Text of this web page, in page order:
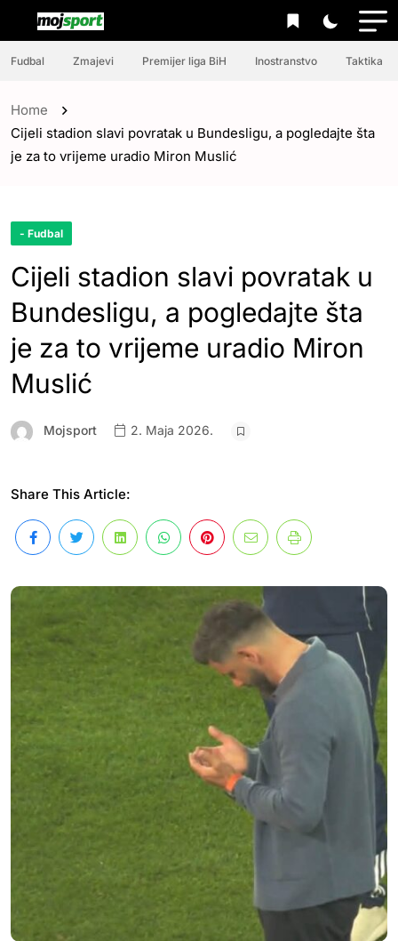
Fudbal Zmajevi Premijer liga BiH Inostranstvo Taktika
Home
Cijeli stadion slavi povratak u Bundesligu, a pogledajte šta
je za to vrijeme uradio Miron Muslić
- Fudbal
Cijeli stadion slavi povratak u
Bundesligu, a pogledajte šta
je za to vrijeme uradio Miron
Muslić
Mojsport 2. Maja 2026.
Share This Article: